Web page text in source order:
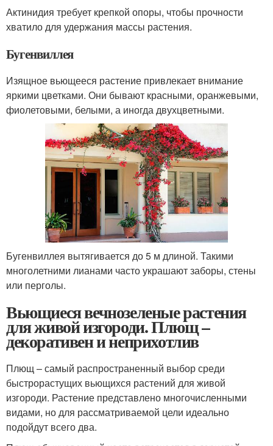
Актинидия требует крепкой опоры, чтобы прочности
хватило для удержания массы растения.
Бугенвиллея
Изящное вьющееся растение привлекает внимание
яркими цветками. Они бывают красными, оранжевыми,
фиолетовыми, белыми, а иногда двухцветными.
Бугенвиллея вытягивается до 5 м длиной. Такими
многолетними лианами часто украшают заборы, стены
или перголы.
Вьющиеся вечнозеленые растения
для живой изгороди. Плющ –
декоративен и неприхотлив
Плющ – самый распространенный выбор среди
быстрорастущих вьющихся растений для живой
изгороди. Растение представлено многочисленными
видами, но для рассматриваемой цели идеально
подойдут всего два.